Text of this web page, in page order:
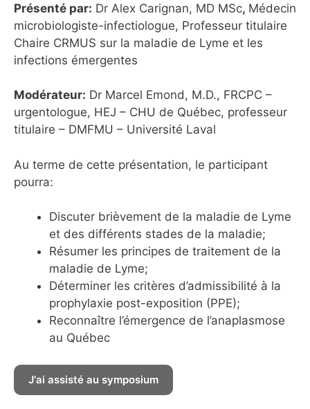
Présenté par: Dr Alex Carignan, MD MSc, Médecin
microbiologiste-infectiologue, Professeur titulaire
Chaire CRMUS sur la maladie de Lyme et les
infections émergentes
Modérateur: Dr Marcel Emond, M.D., FRCPC –
urgentologue, HEJ – CHU de Québec, professeur
titulaire – DMFMU – Université Laval
Au terme de cette présentation, le participant
pourra:
Discuter brièvement de la maladie de Lyme
et des différents stades de la maladie;
Résumer les principes de traitement de la
maladie de Lyme;
Déterminer les critères d’admissibilité à la
prophylaxie post-exposition (PPE);
Reconnaître l’émergence de l’anaplasmose
au Québec